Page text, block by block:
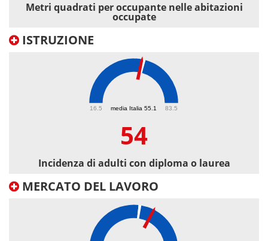
Metri quadrati per occupante nelle abitazioni
occupate
ISTRUZIONE
media Italia 55.1
16.5 83.5
54
Incidenza di adulti con diploma o laurea
MERCATO DEL LAVORO